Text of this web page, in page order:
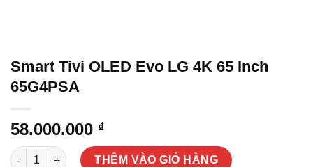
Smart Tivi OLED Evo LG 4K 65 Inch
65G4PSA
58.000.000 ₫
Smart Tivi OLED Evo LG 4K 65 Inch 65G4PSA số lượng
THÊM VÀO GIỎ HÀNG